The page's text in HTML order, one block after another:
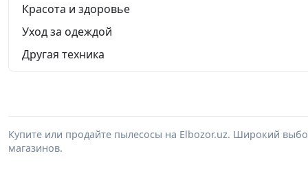
Красота и здоровье
Уход за одеждой
Другая техника
Купите или продайте пылесосы на Elbozor.uz. Широкий
магазинов.